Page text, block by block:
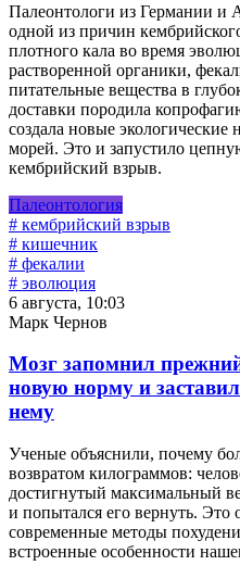
Палеонтологи из Германии и
одной из причин
плотного кала во время
растворенной органики,
питательные вещества в
доставки породила
создала новые
морей. Это и запустило
кембрийский взрыв.
Палеонтология
# кембрийский взрыв
# кишечник
# фекалии
# эволюция
6 августа, 10:03
Марк Чернов
Мозг запомнил
новую норму и
нему
Ученые объяснили, почему
возвратом килограммов:
достигнутый максимальный
и попытался его вернуть. Это
современные методы
встроенные особенности